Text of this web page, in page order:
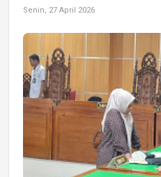
Senin, 27 April 2026